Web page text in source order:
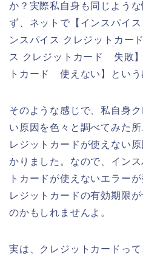
か？実際私自身も同じよう
ず、ネットで【インスパイ
ンスパイス クレジットカー
ス クレジットカード 失敗
トカード 使えない】という
そのような感じで、私自身
い原因を色々と調べてみた
レジットカードが使えない
かりました。なので、イン
トカードが使えないエラー
レジットカードの有効期限
のかもしれませんよ。
実は、クレジットカードっ